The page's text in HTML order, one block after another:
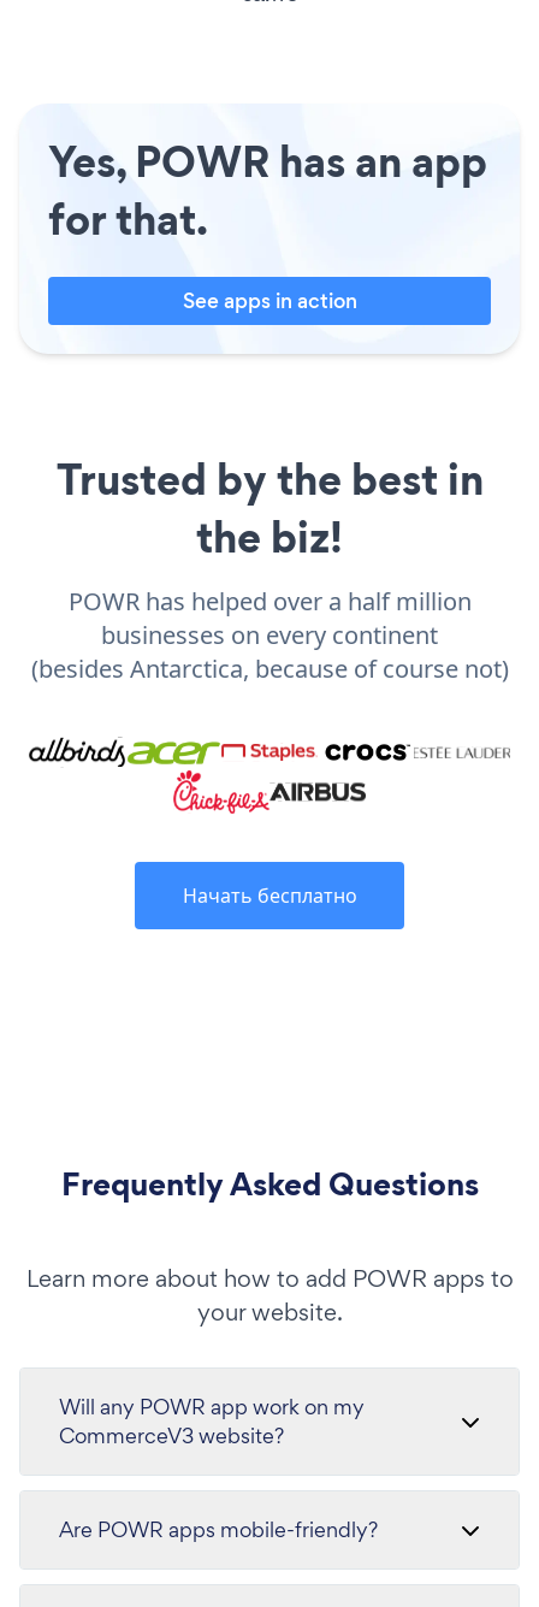
Yes, POWR has an app
for that.
See apps in action
Trusted by the best in
the biz!
POWR has helped over a half million
businesses on every continent
(besides Antarctica, because of course not)
Начать бесплатно
Frequently Asked Questions
Learn more about how to add POWR apps to
your website.
Will any POWR app work on my
CommerceV3 website?
Are POWR apps mobile-friendly?